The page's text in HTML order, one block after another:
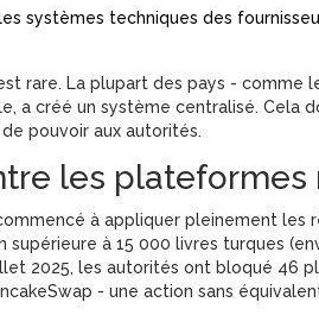
systèmes techniques des
rare. La plupart des pays - comme
a créé un système centralisé. Cela
pouvoir aux autorités.
les plateformes
commencé à appliquer pleinement
supérieure à 15 000 livres turques
2025, les autorités ont bloqué 46
- une action sans